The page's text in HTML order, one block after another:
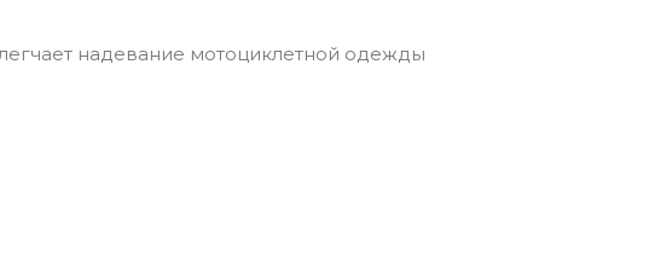
надевание мотоциклетной одежды